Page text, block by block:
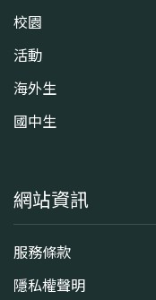
校園
活動
海外生
國中生
網站資訊
服務條款
隱私權聲明